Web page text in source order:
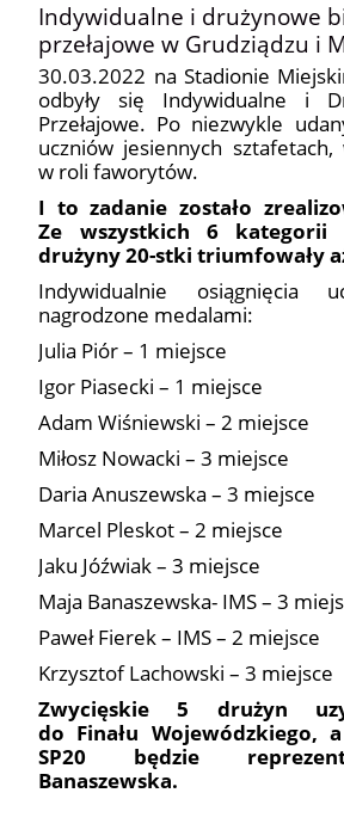
Indywidualne i drużynowe
przełajowe w Grudziądzu i
30.03.2022 na Stadionie
odbyły się Indywidualne i
Przełajowe. Po niezwykle
uczniów jesiennych sztafetach,
w roli faworytów.
I to zadanie zostało
Ze wszystkich 6 kategorii
drużyny 20-stki triumfowały
Indywidualnie osiągnięcia
nagrodzone medalami:
Julia Piór – 1 miejsce
Igor Piasecki – 1 miejsce
Adam Wiśniewski – 2 miejsce
Miłosz Nowacki – 3 miejsce
Daria Anuszewska – 3 miejsce
Marcel Pleskot – 2 miejsce
Jaku Jóźwiak – 3 miejsce
Maja Banaszewska- IMS – 3
Paweł Fierek – IMS – 2 miejsce
Krzysztof Lachowski – 3 miejsce
Zwycięskie 5 drużyn
do Finału Wojewódzkiego,
SP20 będzie
Banaszewska.